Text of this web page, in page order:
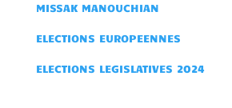
MISSAK MANOUCHIAN
ELECTIONS EUROPEENNES
ELECTIONS LEGISLATIVES 2024